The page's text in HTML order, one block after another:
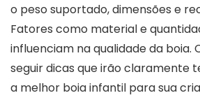
o peso suportado, dimensões e
Fatores como material e
influenciam na qualidade da boia.
seguir dicas que irão claramente
a melhor boia infantil para sua